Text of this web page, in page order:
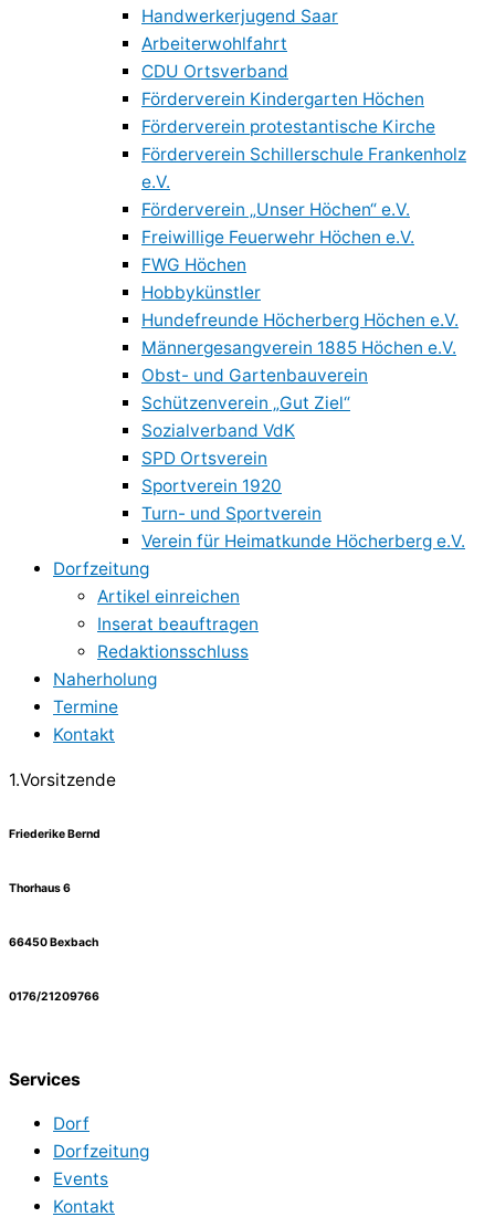
Handwerkerjugend Saar
Arbeiterwohlfahrt
CDU Ortsverband
Förderverein Kindergarten Höchen
Förderverein protestantische Kirche
Förderverein Schillerschule Frankenholz
e.V.
Förderverein „Unser Höchen“ e.V.
Freiwillige Feuerwehr Höchen e.V.
FWG Höchen
Hobbykünstler
Hundefreunde Höcherberg Höchen e.V.
Männergesangverein 1885 Höchen e.V.
Obst- und Gartenbauverein
Schützenverein „Gut Ziel“
Sozialverband VdK
SPD Ortsverein
Sportverein 1920
Turn- und Sportverein
Verein für Heimatkunde Höcherberg e.V.
Dorfzeitung
Artikel einreichen
Inserat beauftragen
Redaktionsschluss
Naherholung
Termine
Kontakt
1.Vorsitzende
Friederike Bernd
Thorhaus 6
66450 Bexbach
0176/21209766
Services
Dorf
Dorfzeitung
Events
Kontakt